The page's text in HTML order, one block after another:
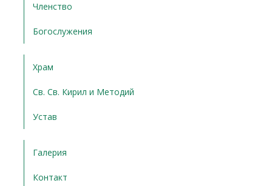
Членство
Богослужения
Храм
Св. Св. Кирил и Методий
Устав
Галерия
Контакт